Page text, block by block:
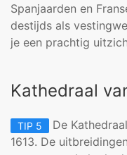
Spanjaarden en
destijds als
je een prachtig
Kathedraal
TIP 5
De
1613. De